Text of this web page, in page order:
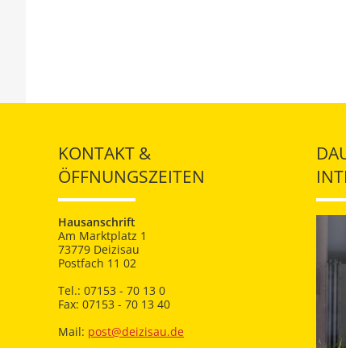
KONTAKT &
ÖFFNUNGSZEITEN
Hausanschrift
Am Marktplatz 1
73779 Deizisau
Postfach 11 02
Tel.: 07153 - 70 13 0
Fax: 07153 - 70 13 40
Mail: post@deizisau.de